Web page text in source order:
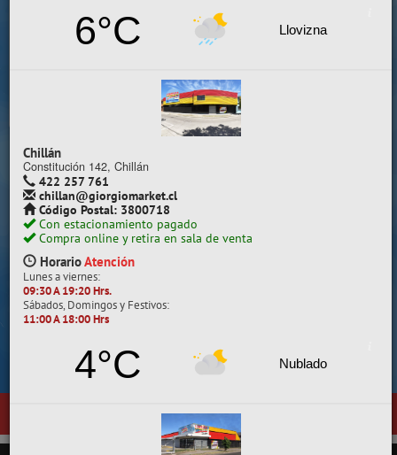
Abierto
Lunes a viernes:
VER SALA EN MAPA
SALAS DE VENTA
Temuco, ubicada en General Pedro
6°C Llovizna
Chillán
Constitución 142, Chillán
422 257 761
chillan@giorgiomarket.cl
Código Postal: 3800718
Con estacionamiento pagado
Compra online y retira en sala de venta
HorarioAtención
Lunes a viernes:
09:30 A 19:20 Hrs.
Sábados, Domingos y Festivos:
11:00 A 18:00 Hrs
4°C Nublado